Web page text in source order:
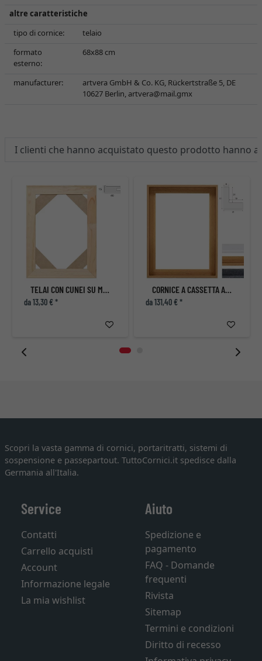
altre caratteristiche
tipo di cornice:
telaio
formato
esterno:
68x88 cm
manufacturer:
artvera GmbH & Co. KG, Rückertstraße 5, DE
10627 Berlin,artvera@mail.gmx
I clienti che hanno acquistato questo prodotto hanno
TELAI CON CUNEI SU MISURA
da 13,30 € *
CORNICE A CASSETTA AMERICANA ECLIPSE, STRETTO
da 131,40 € *
Scopri la vasta gamma di cornici, portaritratti, sistemi di
sospensione e passepartout. TuttoCornici.it spedisce dalla
Germania all'Italia.
Service
Contatti
Carrello acquisti
Account
Informazione legale
La mia wishlist
Aiuto
Spedizione e
pagamento
FAQ - Domande
frequenti
Rivista
Sitemap
Termini e condizioni
Diritto di recesso